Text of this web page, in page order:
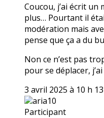
Coucou, j’ai écrit un
plus… Pourtant il
modération mais
pense que ça a du
Non ce n’est pas
pour se déplacer,
3 avril 2025 à 10 h
aria10
Participant